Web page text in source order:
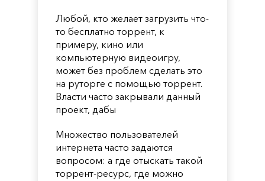
Любой, кто желает загрузить что-
то бесплатно торрент, к
примеру, кино или
компьютерную видеоигру,
может без проблем сделать это
на руторге с помощью торрент.
Власти часто закрывали данный
проект, дабы
Множество пользователей
интернета часто задаются
вопросом: а где отыскать такой
торрент-ресурс, где можно